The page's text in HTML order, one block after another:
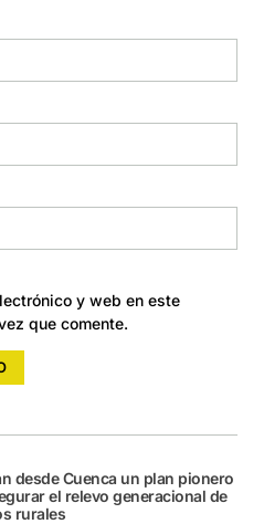
desde Cuenca un plan pionero
el relevo generacional de
rurales
y web en este
que comente.